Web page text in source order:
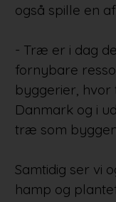
også spille en
- Træ er i dag
fornybare
byggerier,
Danmark og i
træ som
Samtidig ser vi
hamp og